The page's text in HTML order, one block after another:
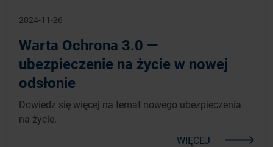
2024-11-26
Warta Ochrona 3.0 —
ubezpieczenie na życie w nowej
odsłonie
Dowiedz się więcej na temat nowego ubezpieczenia
na życie.
WIĘCEJ